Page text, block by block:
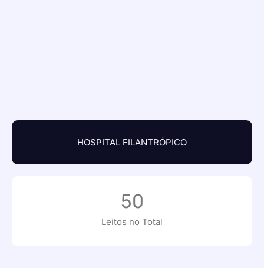
HOSPITAL FILANTRÓPICO
Leitos no Total
50